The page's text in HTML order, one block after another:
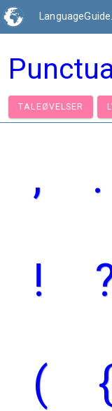
TALEØVELSER
, .
!
(